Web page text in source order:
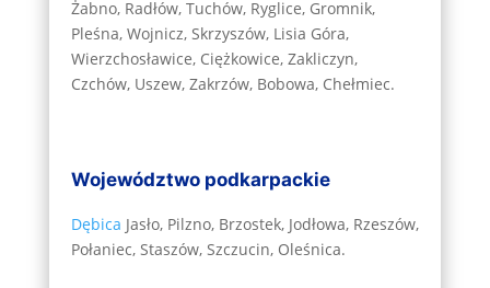
Żabno, Radłów, Tuchów, Ryglice, Gromnik,
Pleśna, Wojnicz, Skrzyszów, Lisia Góra,
Wierzchosławice, Ciężkowice, Zakliczyn,
Czchów, Uszew, Zakrzów, Bobowa, Chełmiec.
Województwo podkarpackie
Dębica Jasło, Pilzno, Brzostek, Jodłowa, Rzeszów,
Połaniec, Staszów, Szczucin, Oleśnica.